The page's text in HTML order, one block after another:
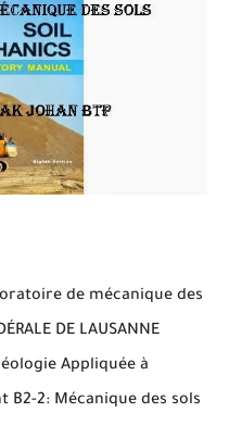
de mécanique des
DE LAUSANNE
Appliquée à
B2-2: Mécanique des sols